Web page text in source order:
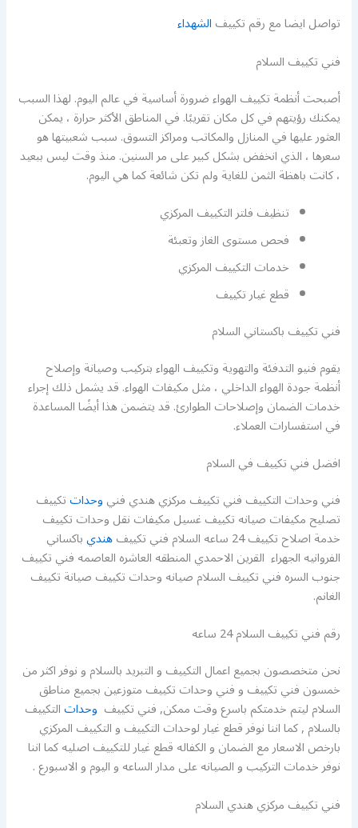
تواصل ايضا مع رقم تكييفالشهداء
فني تكييف السلام
أصبحت أنظمة تكييف الهواء ضرورة أساسية في عالم اليوم. لهذا السبب
يمكنك رؤيتهم في كل مكان تقريبًا. في المناطق الأكثر حرارة ، يمكن
العثور عليها في المنازل والمكاتب ومراكز التسوق. سبب شعبيتها هو
سعرها ، الذي انخفض بشكل كبير على مر السنين. منذ وقت ليس ببعيد
، كانت باهظة الثمن للغاية ولم تكن شائعة كما هي اليوم.
تنظيف فلتر التكييف المركزي
فحص مستوى الغاز وتعبئة
خدمات التكييف المركزي
قطع غيار تكييف
فني تكييف باكستاني السلام
يقوم فنيو التدفئة والتهوية وتكييف الهواء بتركيب وصيانة وإصلاح
أنظمة جودة الهواء الداخلي ، مثل مكيفات الهواء. قد يشمل ذلك إجراء
خدمات الضمان وإصلاحات الطوارئ. قد يتضمن هذا أيضًا المساعدة
في استفسارات العملاء.
افضل فني تكييف في السلام
فني وحدات التكييف فني تكييف مركزي هندي فنيوحداتتكييف
تصليح مكيفات صيانه تكييف غسيل مكيفات نقل وحدات تكييف
خدمة اصلاح تكييف 24 ساعه السلام فني تكييف هنديباكساني
الفروانيه الجهراء القرين الاحمدي المنطقه العاشره العاصمه فني تكييف
جنوب السره فني تكييف السلام صيانه وحدات تكييف صيانة تكييف
الغانم.
رقم فني تكييف السلام 24 ساعه
نحن متخصصون بجميع اعمال التكييف و التبريد بالسلام و نوفر اكثر من
خمسون فني تكييف و فني وحدات تكييف متوزعين بجميع مناطق
السلام ليتم خدمتكم باسرع وقت ممكن, فني تكييف وحداتالتكييف
بالسلام , كما اننا نوفر قطع غيار لوحدات التكييف و التكييف المركزي
بارخص الاسعار مع الضمان و الكفاله قطع غيار للتكييف اصليه كما اننا
نوفر خدمات التركيب و الصيانه على مدار الساعه و اليوم و الاسبورع .
فني تكييف مركزي هندي السلام